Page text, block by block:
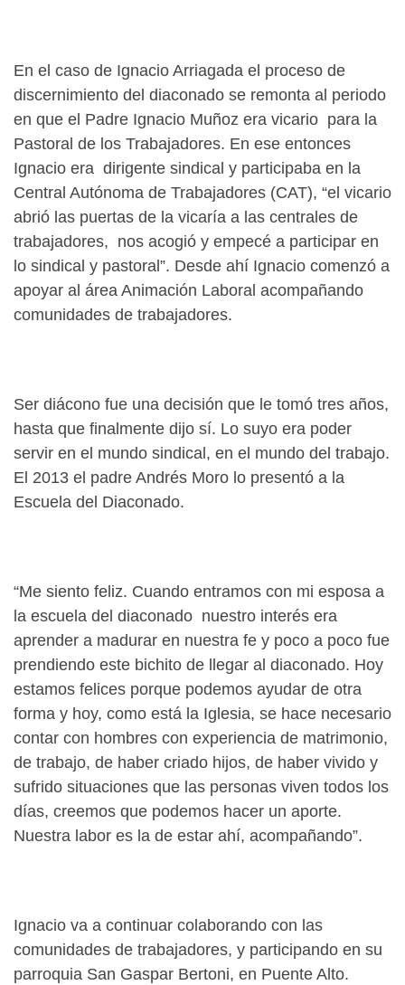
En el caso de Ignacio Arriagada el proceso de
discernimiento del diaconado se remonta al periodo
en que el Padre Ignacio Muñoz era vicario para la
Pastoral de los Trabajadores. En ese entonces
Ignacio era dirigente sindical y participaba en la
Central Autónoma de Trabajadores (CAT), “el vicario
abrió las puertas de la vicaría a las centrales de
trabajadores, nos acogió y empecé a participar en
lo sindical y pastoral”. Desde ahí Ignacio comenzó a
apoyar al área Animación Laboral acompañando
comunidades de trabajadores.
Ser diácono fue una decisión que le tomó tres años,
hasta que finalmente dijo sí. Lo suyo era poder
servir en el mundo sindical, en el mundo del trabajo.
El 2013 el padre Andrés Moro lo presentó a la
Escuela del Diaconado.
“Me siento feliz. Cuando entramos con mi esposa a
la escuela del diaconado nuestro interés era
aprender a madurar en nuestra fe y poco a poco fue
prendiendo este bichito de llegar al diaconado. Hoy
estamos felices porque podemos ayudar de otra
forma y hoy, como está la Iglesia, se hace necesario
contar con hombres con experiencia de matrimonio,
de trabajo, de haber criado hijos, de haber vivido y
sufrido situaciones que las personas viven todos los
días, creemos que podemos hacer un aporte.
Nuestra labor es la de estar ahí, acompañando”.
Ignacio va a continuar colaborando con las
comunidades de trabajadores, y participando en su
parroquia San Gaspar Bertoni, en Puente Alto.